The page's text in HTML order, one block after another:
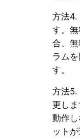
方法4.
す。
合、
ラム
す。
方法5.
更し
動作
ット